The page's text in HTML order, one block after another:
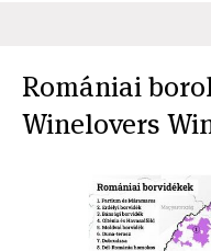
Romániai
Winelovers